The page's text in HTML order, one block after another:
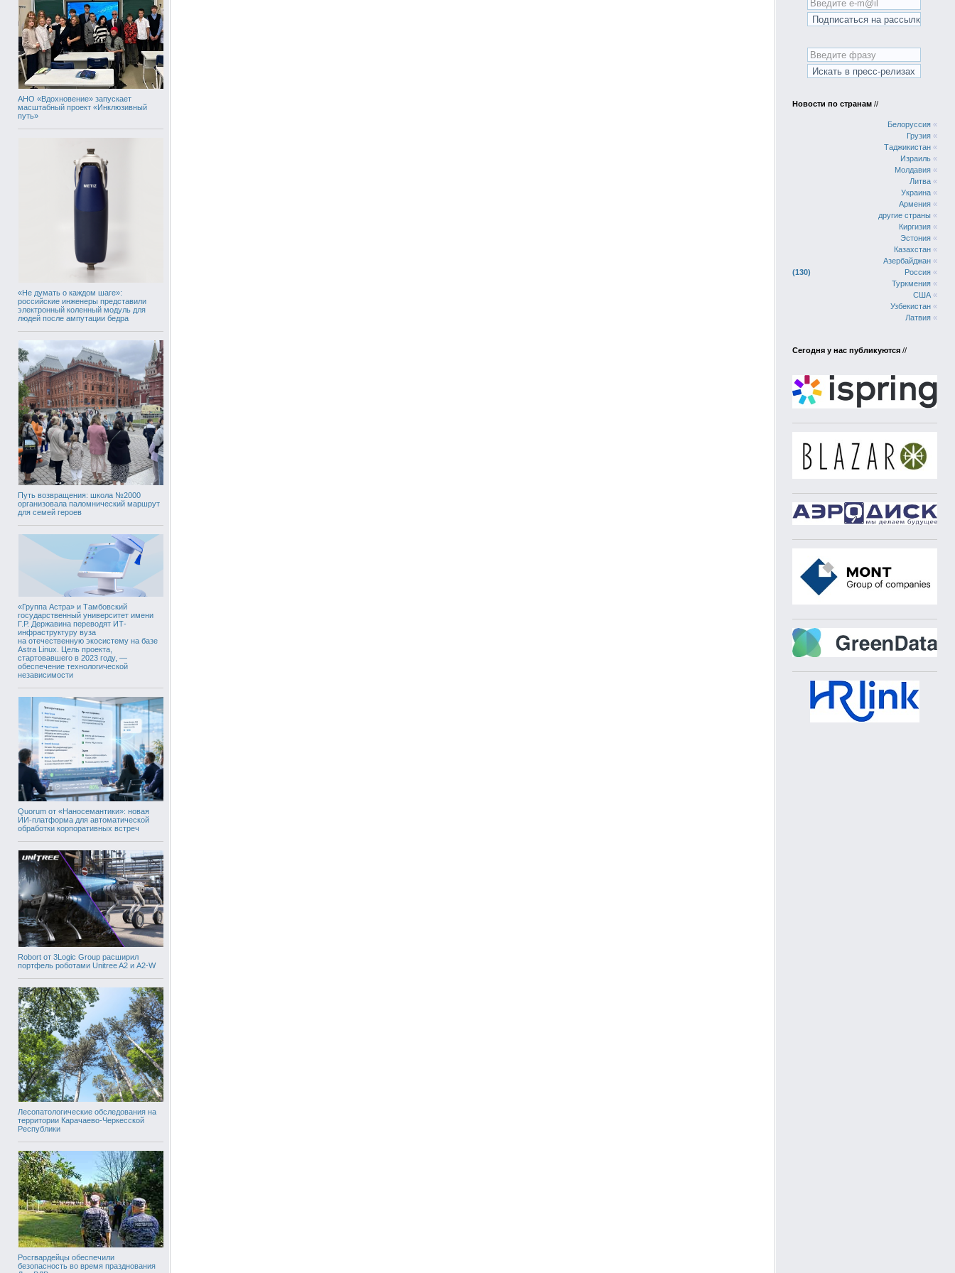
АНО «Вдохновение» запускает
масштабный проект «Инклюзивный
путь»
«Не думать о каждом шаге»:
российские инженеры представили
электронный коленный модуль для
людей после ампутации бедра
Путь возвращения: школа №2000
организовала паломнический маршрут
для семей героев
«Группа Астра» и Тамбовский
государственный университет имени
Г.Р. Державина переводят ИТ-
инфраструктуру вуза
на отечественную экосистему на базе
Astra Linux. Цель проекта,
стартовавшего в 2023 году, —
обеспечение технологической
независимости
Quorum от «Наносемантики»: новая
ИИ-платформа для автоматической
обработки корпоративных встреч
Robort от 3Logic Group расширил
портфель роботами Unitree A2 и A2-W
Лесопатологические обследования на
территории Карачаево-Черкесской
Республики
Росгвардейцы обеспечили
безопасность во время празднования
Новости по странам //
Белоруссия «
Грузия «
Таджикистан «
Израиль «
Молдавия «
Литва «
Украина «
Армения «
другие страны «
Киргизия «
Эстония «
Казахстан «
Азербайджан «
130
Россия «
Туркмения «
США «
Узбекистан «
Латвия «
Сегодня у нас публикуются //